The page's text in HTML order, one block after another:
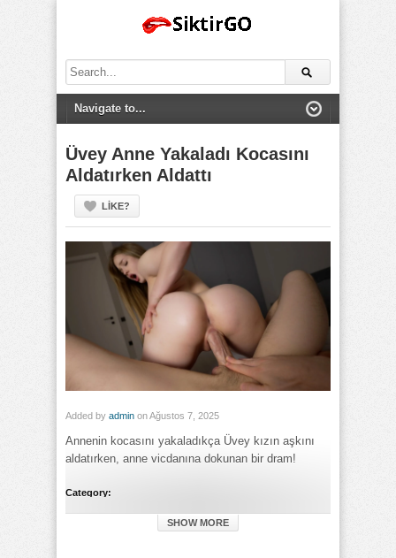
Search
for:
Üvey Anne Yakaladı Kocasını
Aldatırken Aldattı
LIKE?
Added by admin on Ağustos 7, 2025
Annenin kocasını yakaladıkça Üvey kızın aşkını
aldatırken, anne vicdanına dokunan bir dram!
Category:
SHOW MORE